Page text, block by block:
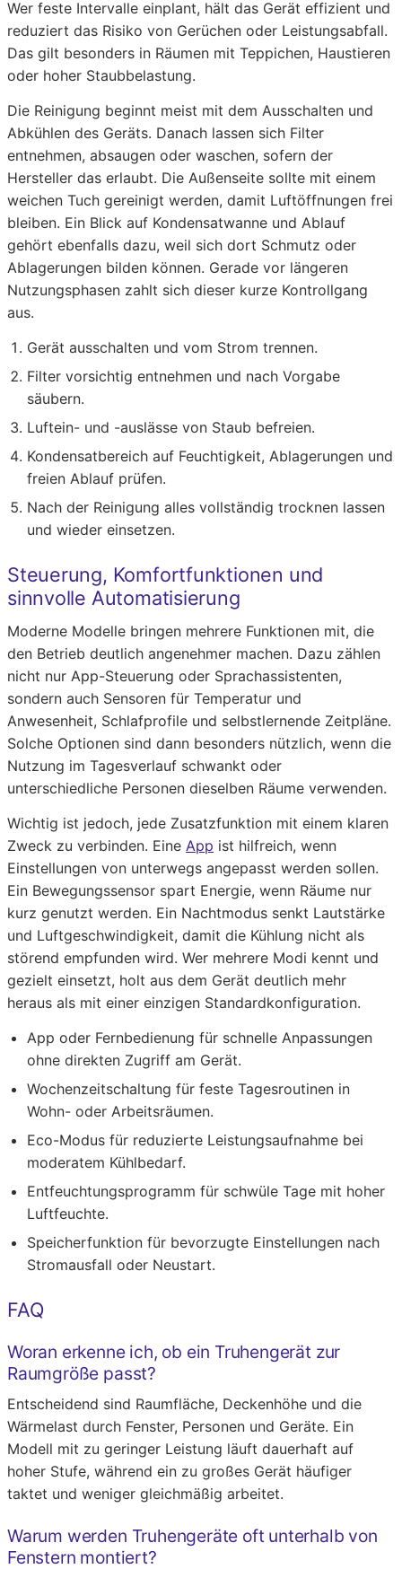
Wer feste Intervalle einplant, hält das Gerät effizient und
reduziert das Risiko von Gerüchen oder Leistungsabfall.
Das gilt besonders in Räumen mit Teppichen, Haustieren
oder hoher Staubbelastung.
Die Reinigung beginnt meist mit dem Ausschalten und
Abkühlen des Geräts. Danach lassen sich Filter
entnehmen, absaugen oder waschen, sofern der
Hersteller das erlaubt. Die Außenseite sollte mit einem
weichen Tuch gereinigt werden, damit Luftöffnungen frei
bleiben. Ein Blick auf Kondensatwanne und Ablauf
gehört ebenfalls dazu, weil sich dort Schmutz oder
Ablagerungen bilden können. Gerade vor längeren
Nutzungsphasen zahlt sich dieser kurze Kontrollgang
aus.
Gerät ausschalten und vom Strom trennen.
Filter vorsichtig entnehmen und nach Vorgabe
säubern.
Luftein- und -auslässe von Staub befreien.
Kondensatbereich auf Feuchtigkeit, Ablagerungen und
freien Ablauf prüfen.
Nach der Reinigung alles vollständig trocknen lassen
und wieder einsetzen.
Steuerung, Komfortfunktionen und
sinnvolle Automatisierung
Moderne Modelle bringen mehrere Funktionen mit, die
den Betrieb deutlich angenehmer machen. Dazu zählen
nicht nur App-Steuerung oder Sprachassistenten,
sondern auch Sensoren für Temperatur und
Anwesenheit, Schlafprofile und selbstlernende Zeitpläne.
Solche Optionen sind dann besonders nützlich, wenn die
Nutzung im Tagesverlauf schwankt oder
unterschiedliche Personen dieselben Räume verwenden.
Wichtig ist jedoch, jede Zusatzfunktion mit einem klaren
Zweck zu verbinden. Eine App ist hilfreich, wenn
Einstellungen von unterwegs angepasst werden sollen.
Ein Bewegungssensor spart Energie, wenn Räume nur
kurz genutzt werden. Ein Nachtmodus senkt Lautstärke
und Luftgeschwindigkeit, damit die Kühlung nicht als
störend empfunden wird. Wer mehrere Modi kennt und
gezielt einsetzt, holt aus dem Gerät deutlich mehr
heraus als mit einer einzigen Standardkonfiguration.
App oder Fernbedienung für schnelle Anpassungen
ohne direkten Zugriff am Gerät.
Wochenzeitschaltung für feste Tagesroutinen in
Wohn- oder Arbeitsräumen.
Eco-Modus für reduzierte Leistungsaufnahme bei
moderatem Kühlbedarf.
Entfeuchtungsprogramm für schwüle Tage mit hoher
Luftfeuchte.
Speicherfunktion für bevorzugte Einstellungen nach
Stromausfall oder Neustart.
FAQ
Woran erkenne ich, ob ein Truhengerät zur
Raumgröße passt?
Entscheidend sind Raumfläche, Deckenhöhe und die
Wärmelast durch Fenster, Personen und Geräte. Ein
Modell mit zu geringer Leistung läuft dauerhaft auf
hoher Stufe, während ein zu großes Gerät häufiger
taktet und weniger gleichmäßig arbeitet.
Warum werden Truhengeräte oft unterhalb von
Fenstern montiert?